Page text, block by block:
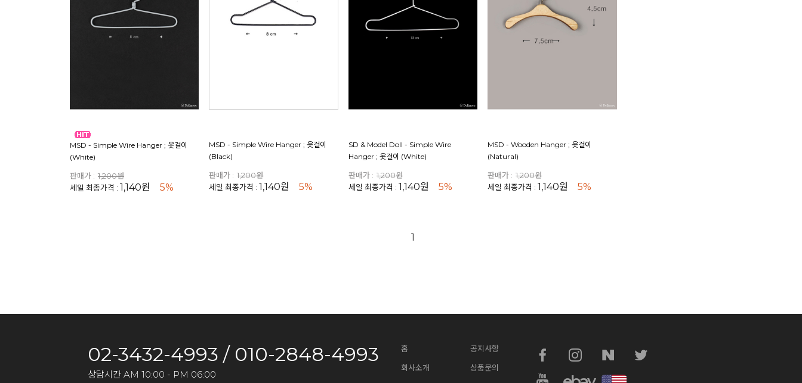
MSD - Simple Wire Hanger ; 옷걸이
(White)
판매가 : 1,200원
세일 최종가격 : 1,140원 5%
MSD - Simple Wire Hanger ; 옷걸이
(Black)
판매가 : 1,200원
세일 최종가격 : 1,140원 5%
SD & Model Doll - Simple Wire
Hanger ; 옷걸이 (White)
판매가 : 1,200원
세일 최종가격 : 1,140원 5%
MSD - Wooden Hanger ; 옷걸이
(Natural)
판매가 : 1,200원
세일 최종가격 : 1,140원 5%
1
02-3432-4993 / 010-2848-4993
상담시간 AM 10:00 - PM 06:00
홈
회사소개
공지사항
상품문의